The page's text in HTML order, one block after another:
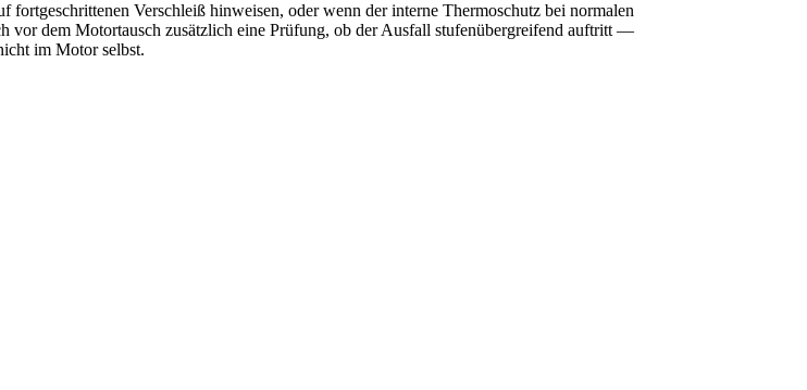
Verschleiß hinweisen, oder wenn der interne Thermoschutz bei normalen
vor dem Motortausch zusätzlich eine Prüfung, ob der Ausfall stufenübergreifend auftritt —
im Motor selbst.